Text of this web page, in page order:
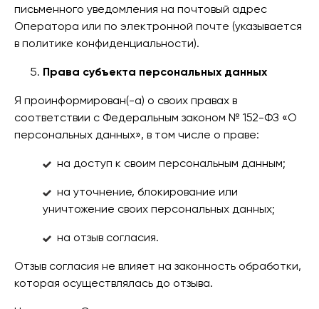
письменного уведомления на почтовый адрес
Оператора или по электронной почте (указывается
в политике конфиденциальности).
Права субъекта персональных данных
Я проинформирован(-а) о своих правах в
соответствии с Федеральным законом № 152-ФЗ «О
персональных данных», в том числе о праве:
на доступ к своим персональным данным;
на уточнение, блокирование или
уничтожение своих персональных данных;
на отзыв согласия.
Отзыв согласия не влияет на законность обработки,
которая осуществлялась до отзыва.